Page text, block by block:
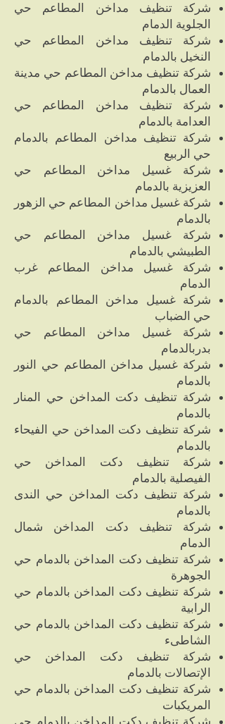
شركة تنظيف مداخن المطاعم حي
الجلوية الدمام
شركة تنظيف مداخن المطاعم حي
النخيل بالدمام
شركة تنظيف مداخن المطاعم حي مدينة
العمال بالدمام
شركة تنظيف مداخن المطاعم حي
العدامة بالدمام
شركة تنظيف مداخن المطاعم بالدمام
حي الربيع
شركة غسيل مداخن المطاعم حي
العزيزية بالدمام
شركة غسيل مداخن المطاعم حي الزهور
بالدمام
شركة غسيل مداخن المطاعم حي
الطبيشي بالدمام
شركة غسيل مداخن المطاعم غرب
الدمام
شركة غسيل مداخن المطاعم بالدمام
حي الضباب
شركة غسيل مداخن المطاعم حي
بدربالدمام
شركة غسيل مداخن المطاعم حي النور
بالدمام
شركة تنظيف دكت المداخن حي المنار
بالدمام
شركة تنظيف دكت المداخن حي الفيحاء
بالدمام
شركة تنظيف دكت المداخن حي
الفيصلية بالدمام
شركة تنظيف دكت المداخن حي الندى
بالدمام
شركة تنظيف دكت المداخن شمال
الدمام
شركة تنظيف دكت المداخن بالدمام حي
الجوهرة
شركة تنظيف دكت المداخن بالدمام حي
الرابية
شركة تنظيف دكت المداخن بالدمام حي
الشاطىء
شركة تنظيف دكت المداخن حي
الإتصالات بالدمام
شركة تنظيف دكت المداخن بالدمام حي
المريكبات
شركة تنظيف دكت المداخن بالدمام حي